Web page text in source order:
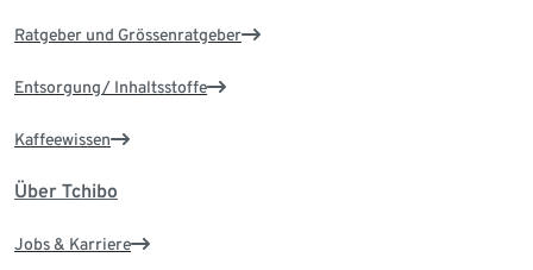
Ratgeber und Grössenratgeber
Entsorgung/ Inhaltsstoffe
Kaffeewissen
Über Tchibo
Jobs & Karriere